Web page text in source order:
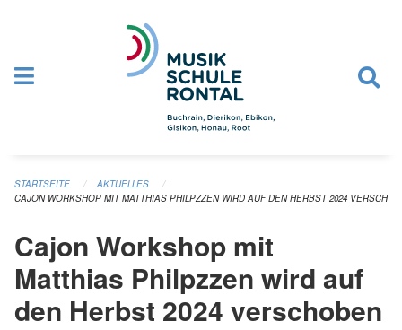
STARTSEITE
AKTUELLES
CAJON WORKSHOP MIT MATTHIAS PHILPZZEN WIRD AUF DEN HERBST 2024
Cajon Workshop mit
Matthias Philpzzen wird auf
den Herbst 2024 verschoben